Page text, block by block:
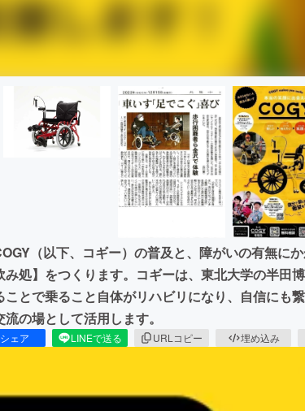
（以下、コギー）の普及と、障がいの有無に
み処】をつくります。コギーは、東北大学の半田
とで乗ること自体がリハビリになり、自信にも
の場として活用します。
シェア LINEで送る URLコピー 埋め込み